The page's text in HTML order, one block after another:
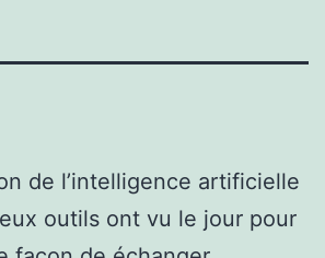
de l’intelligence artificielle
outils ont vu le jour pour